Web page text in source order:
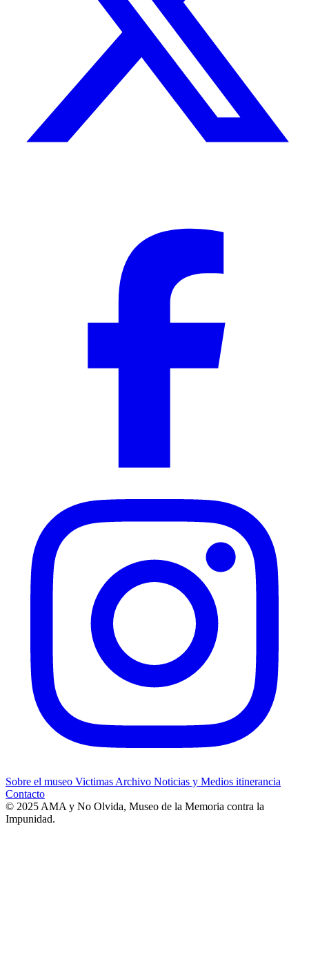
Sobre el museo Victimas Archivo Noticias y Medios itinerancia
Contacto
© 2025 AMA y No Olvida, Museo de la Memoria contra la
Impunidad.